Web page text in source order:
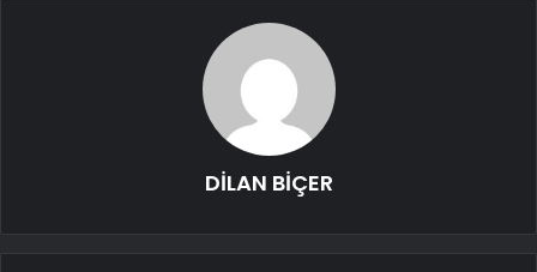
DİLAN BİÇER